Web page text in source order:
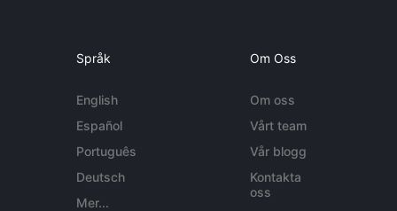
Språk
English
Español
Português
Deutsch
Mer...
Om Oss
Om oss
Vårt team
Vår blogg
Kontakta
oss